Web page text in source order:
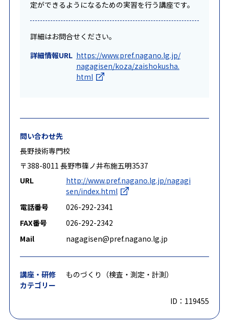
定ができるようになるための実習を行う講座です。
詳細はお問合せください。
詳細情報URL https://www.pref.nagano.lg.jp/
nagagisen/koza/zaishokusha.
html
問い合わせ先
長野技術専門校
〒388-8011 長野市篠ノ井布施五明3537
URL
http://www.pref.nagano.lg.jp/nagagi
sen/index.html
電話番号
026-292-2341
FAX番号
026-292-2342
Mail
nagagisen@pref.nagano.lg.jp
講座・研修
カテゴリー
ものづくり（検査・測定・計測）
ID：119455